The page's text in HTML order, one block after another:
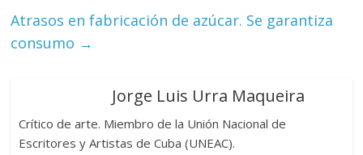
Atrasos en fabricación de azúcar. Se garantiza
consumo →
Jorge Luis Urra Maqueira
Crítico de arte. Miembro de la Unión Nacional de
Escritores y Artistas de Cuba (UNEAC).